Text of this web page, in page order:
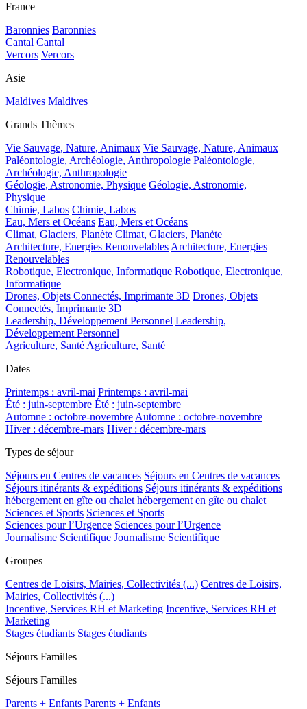
France
Baronnies Baronnies
Cantal Cantal
Vercors Vercors
Asie
Maldives Maldives
Grands Thèmes
Vie Sauvage, Nature, Animaux Vie Sauvage, Nature, Animaux
Paléontologie, Archéologie, Anthropologie Paléontologie,
Archéologie, Anthropologie
Géologie, Astronomie, Physique Géologie, Astronomie,
Physique
Chimie, Labos Chimie, Labos
Eau, Mers et Océans Eau, Mers et Océans
Climat, Glaciers, Planète Climat, Glaciers, Planète
Architecture, Energies RenouvelablesArchitecture, Energies
Renouvelables
Robotique, Electronique, Informatique Robotique, Electronique,
Informatique
Drones, Objets Connectés, Imprimante 3D Drones, Objets
Connectés, Imprimante 3D
Leadership, Développement Personnel Leadership,
Développement Personnel
Agriculture, SantéAgriculture, Santé
Dates
Printemps : avril-mai Printemps : avril-mai
Été : juin-septembre Été : juin-septembre
Automne : octobre-novembreAutomne : octobre-novembre
Hiver : décembre-mars Hiver : décembre-mars
Types de séjour
Séjours en Centres de vacances Séjours en Centres de vacances
Séjours itinérants & expéditions Séjours itinérants & expéditions
hébergement en gîte ou chalet hébergement en gîte ou chalet
Sciences et Sports Sciences et Sports
Sciences pour l’Urgence Sciences pour l’Urgence
Journalisme Scientifique Journalisme Scientifique
Groupes
Centres de Loisirs, Mairies, Collectivités (...) Centres de Loisirs,
Mairies, Collectivités (...)
Incentive, Services RH et Marketing Incentive, Services RH et
Marketing
Stages étudiants Stages étudiants
Séjours Familles
Séjours Familles
Parents + Enfants Parents + Enfants